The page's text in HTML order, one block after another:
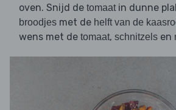
oven. Snijd de tomaatin dunne
broodjes met de helft van de
wens met de tomaat, schnitzels en